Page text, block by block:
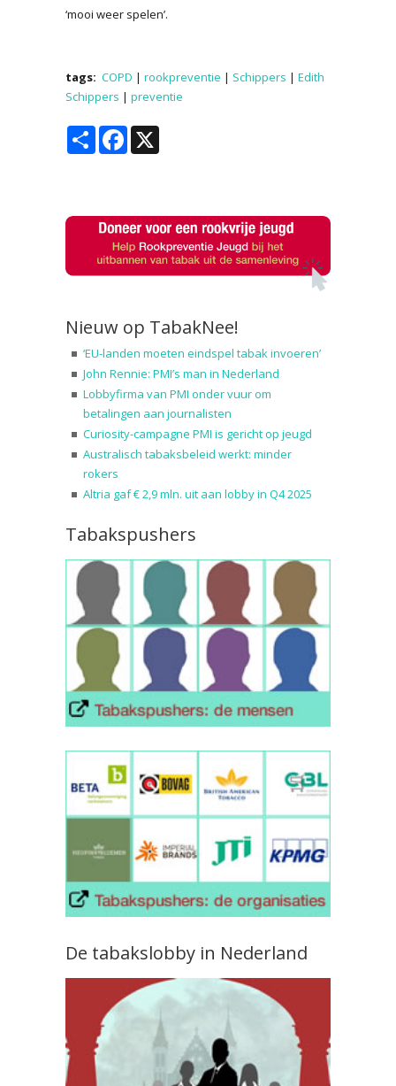
‘mooi weer spelen’.
tags: COPD | rookpreventie | Schippers | Edith
Schippers | preventie
Share Facebook
Nieuw op TabakNee!
‘EU-landen moeten eindspel tabak invoeren’
John Rennie: PMI’s man in Nederland
Lobbyfirma van PMI onder vuur om
betalingen aan journalisten
Curiosity-campagne PMI is gericht op jeugd
Australisch tabaksbeleid werkt: minder
rokers
Altria gaf € 2,9 mln. uit aan lobby in Q4 2025
Tabakspushers
De tabakslobby in Nederland